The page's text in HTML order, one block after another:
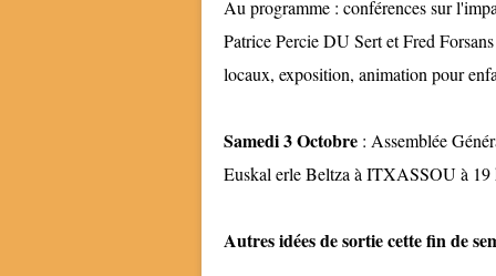
Au programme : conférences sur
Patrice Percie DU Sert et Fred
locaux, exposition, animation pour
Samedi 3 Octobre : Assemblée
Euskal erle Beltza à ITXASSOU à 19
Autres idées de sortie cette fin de